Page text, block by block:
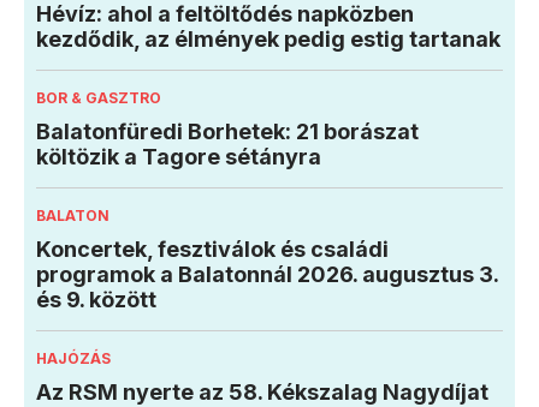
Hévíz: ahol a feltöltődés napközben
kezdődik, az élmények pedig estig tartanak
BOR & GASZTRO
Balatonfüredi Borhetek: 21 borászat
költözik a Tagore sétányra
BALATON
Koncertek, fesztiválok és családi
programok a Balatonnál 2026. augusztus 3.
és 9. között
HAJÓZÁS
Az RSM nyerte az 58. Kékszalag Nagydíjat